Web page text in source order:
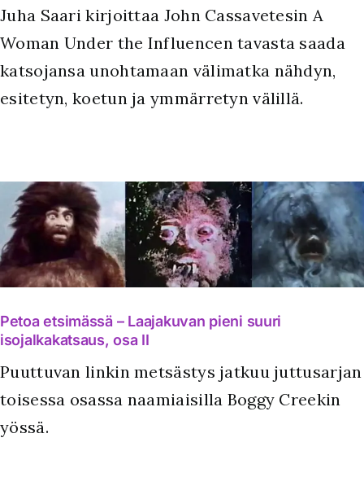
Juha Saari kirjoittaa John Cassavetesin A
Woman Under the Influencen tavasta saada
katsojansa unohtamaan välimatka nähdyn,
esitetyn, koetun ja ymmärretyn välillä.
Petoa etsimässä – Laajakuvan pieni suuri
isojalkakatsaus, osa II
Puuttuvan linkin metsästys jatkuu juttusarjan
toisessa osassa naamiaisilla Boggy Creekin
yössä.